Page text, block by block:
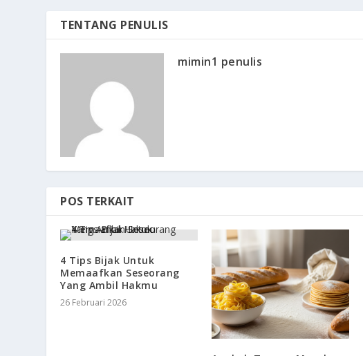
TENTANG PENULIS
mimin1 penulis
POS TERKAIT
4 Tips Bijak Untuk
Memaafkan Seseorang
Yang Ambil Hakmu
26 Februari 2026